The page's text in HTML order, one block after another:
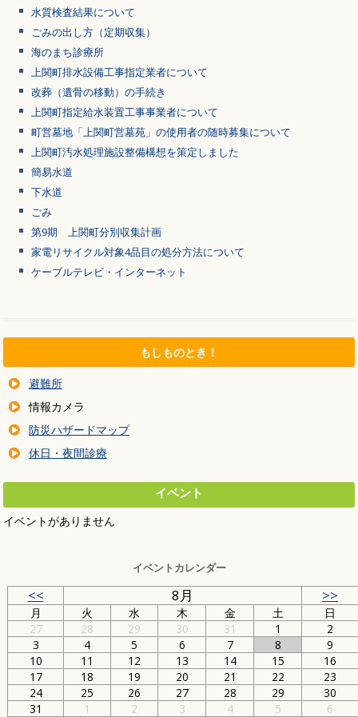
水質検査結果について
ごみの出し方（定期収集）
海のまち診療所
上関町排水設備工事指定業者について
改葬（遺骨の移動）の手続き
上関町指定給水装置工事事業者について
町営墓地「上関町営墓苑」の使用者の随時募集について
上関町汚水処理施設整備構想を策定しました
簡易水道
下水道
ごみ
第9期 上関町分別収集計画
家電リサイクル対象4品目の処分方法について
ケーブルテレビ・インターネット
もしものとき！
避難所
情報カメラ
防災ハザードマップ
休日・夜間診療
イベント
イベントがありません
イベントカレンダー
<< 8月 >>
月 火 水 木 金 土
日
27
28 29 30 31 1
2
3
4 5 6 7 8
9
10
11 12 13 14 15
16
17
18 19 20 21 22
23
24
25 26 27 28 29
30
31
1 2 3 4 5 6